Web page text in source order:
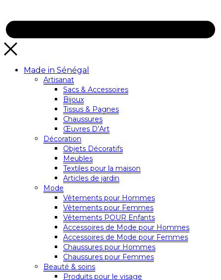
Made in Sénégal
Artisanat
Sacs & Accessoires
Bijoux
Tissus & Pagnes
Chaussures
Œuvres D’Art
Décoration
Objets Décoratifs
Meubles
Textiles pour la maison
Articles de jardin
Mode
Vêtements pour Hommes
Vêtements pour Femmes
Vêtements POUR Enfants
Accessoires de Mode pour Hommes
Accessoires de Mode pour Femmes
Chaussures pour Hommes
Chaussures pour Femmes
Beauté & soins
Produits pour le visage